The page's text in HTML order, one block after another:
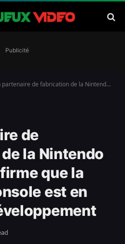
Publicité
de fabrication de la Nintendo Switch confirme que la nouvelle console est en cours de développement
de
la Nintendo
que la
est en